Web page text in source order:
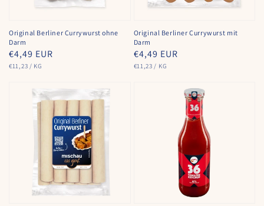
Original Berliner Currywurst ohne
Darm
Normaler
Preis
€4,49 EUR
GRUNDPREIS
€11,23 / PRO
KG
Original Berliner Currywurst mit
Darm
Normaler
Preis
€4,49 EUR
GRUNDPREIS
€11,23 / PRO
KG